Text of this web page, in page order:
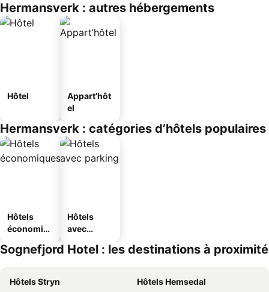
Hermansverk : autres hébergements
Hôtel
Appart’hôt
el
Hermansverk : catégories d’hôtels populaires
Hôtels
économiq
Hôtels
avec
Sognefjord Hotel : les destinations à proximité
Hôtels Stryn
Hôtels Hemsedal